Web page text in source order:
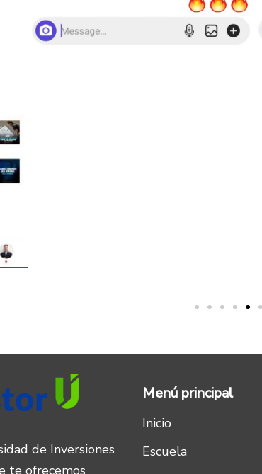
de Inversiones
te ofrecemos
Menú principal
Inicio
Escuela